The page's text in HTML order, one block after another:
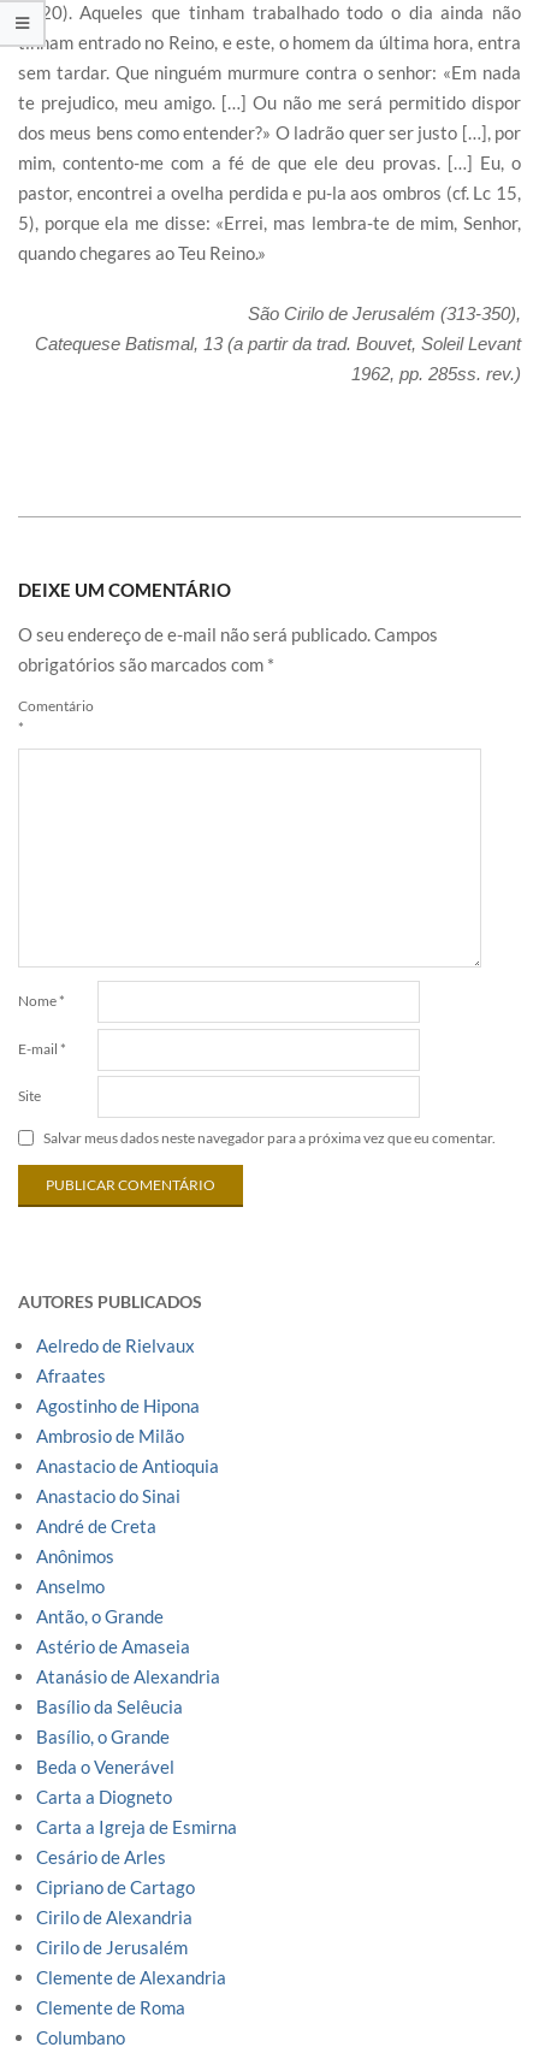
5, 20). Aqueles que tinham trabalhado todo o dia ainda não
tinham entrado no Reino, e este, o homem da última hora, entra
sem tardar. Que ninguém murmure contra o senhor: «Em nada
te prejudico, meu amigo. […] Ou não me será permitido dispor
dos meus bens como entender?» O ladrão quer ser justo […], por
mim, contento-me com a fé de que ele deu provas. […] Eu, o
pastor, encontrei a ovelha perdida e pu-la aos ombros (cf. Lc 15,
5), porque ela me disse: «Errei, mas lembra-te de mim, Senhor,
quando chegares ao Teu Reino.»
São Cirilo de Jerusalém (313-350),
Catequese Batismal, 13 (a partir da trad. Bouvet, Soleil Levant
1962, pp. 285ss. rev.)
DEIXE UM COMENTÁRIO
O seu endereço de e-mail não será publicado.Campos
obrigatórios são marcados com *
Comentário
*
Nome *
E-mail *
Site
Salvar meus dados neste navegador para a próxima vez que eu comentar.
AUTORES PUBLICADOS
Aelredo de Rielvaux
Afraates
Agostinho de Hipona
Ambrosio de Milão
Anastacio de Antioquia
Anastacio do Sinai
André de Creta
Anônimos
Anselmo
Antão, o Grande
Astério de Amaseia
Atanásio de Alexandria
Basílio da Selêucia
Basílio, o Grande
Beda o Venerável
Carta a Diogneto
Carta a Igreja de Esmirna
Cesário de Arles
Cipriano de Cartago
Cirilo de Alexandria
Cirilo de Jerusalém
Clemente de Alexandria
Clemente de Roma
Columbano